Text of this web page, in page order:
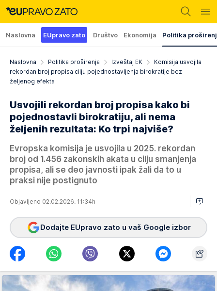
Naslovna EUpravo zato Društvo Ekonomija Politika
Naslovna Politika proširenja Izveštaj EK
Komisija usvojila
rekordan broj propisa cilju pojednostavljenja birokratije bez
željenog efekta
Usvojili rekordan broj propisa kako bi
pojednostavli birokratiju, ali nema
željenih rezultata: Ko trpi najviše?
Evropska komisija je usvojila u 2025. rekordan
broj od 1.456 zakonskih akata u cilju smanjenja
propisa, ali se deo javnosti ipak žali da to u
praksi nije postignuto
Objavljeno 02.02.2026. 11:34h
Dodajte EUpravo zato u vaš Google izbor